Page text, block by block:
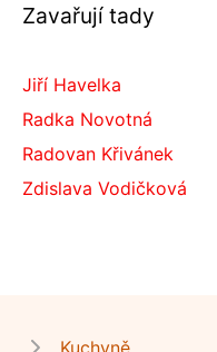
Zavařují tady
Jiří Havelka
Radka Novotná
Radovan Křivánek
Zdislava Vodičková
Kuchyně